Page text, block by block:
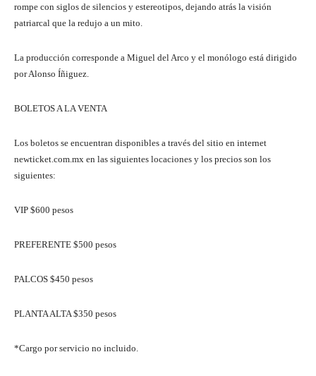
rompe con siglos de silencios y estereotipos, dejando atrás la visión
patriarcal que la redujo a un mito.
La producción corresponde a Miguel del Arco y el monólogo está dirigido
por Alonso Íñiguez.
BOLETOS A LA VENTA
Los boletos se encuentran disponibles a través del sitio en internet
newticket.com.mx en las siguientes locaciones y los precios son los
siguientes:
VIP $600 pesos
PREFERENTE $500 pesos
PALCOS $450 pesos
PLANTA ALTA $350 pesos
*Cargo por servicio no incluido.